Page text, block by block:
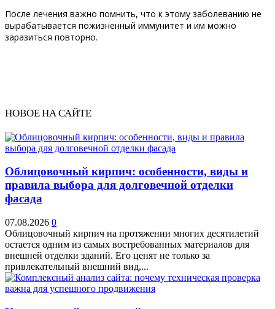
После лечения важно помнить, что к этому заболеванию не
вырабатывается пожизненный иммунитет и им можно
заразиться повторно.
НОВОЕ НА САЙТЕ
Облицовочный кирпич: особенности, виды и
правила выбора для долговечной отделки
фасада
07.08.2026 0
Облицовочный кирпич на протяжении многих десятилетий
остается одним из самых востребованных материалов для
внешней отделки зданий. Его ценят не только за
привлекательный внешний вид,...